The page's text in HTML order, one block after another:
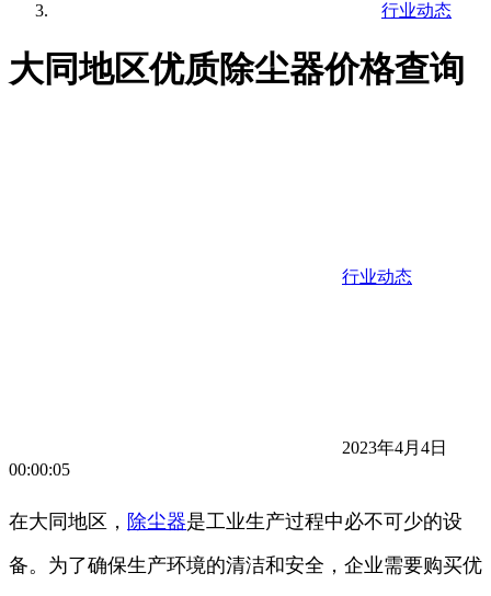
行业动态
大同地区优质除尘器价格查询
行业动态
2023年4月4日
00:00:05
在大同地区， 除尘器是工业生产过程中必不可少的设
备。为了确保生产环境的清洁和安全，企业需要购买优